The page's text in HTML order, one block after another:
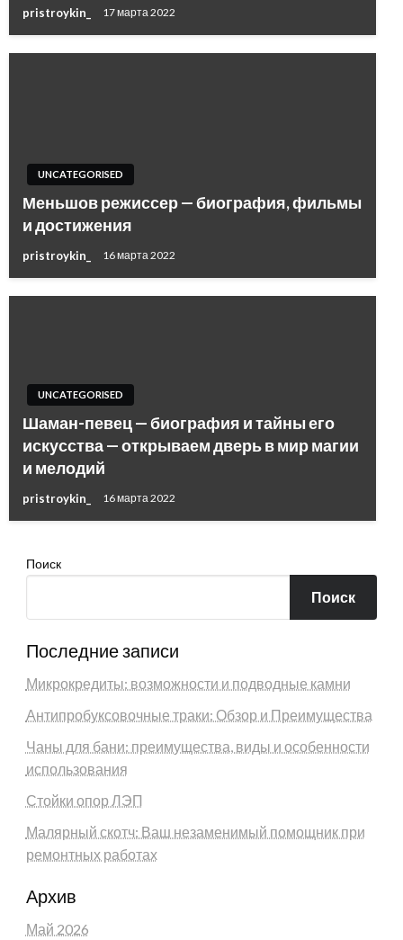
pristroykin_ 17 марта 2022
UNCATEGORISED
Меньшов режиссер — биография, фильмы
и достижения
pristroykin_ 16 марта 2022
UNCATEGORISED
Шаман-певец — биография и тайны его
искусства — открываем дверь в мир магии
и мелодий
pristroykin_ 16 марта 2022
Поиск
Поиск
Последние записи
Микрокредиты: возможности и подводные камни
Антипробуксовочные траки: Обзор и Преимущества
Чаны для бани: преимущества, виды и особенности
использования
Стойки опор ЛЭП
Малярный скотч: Ваш незаменимый помощник при
ремонтных работах
Архив
Май 2026